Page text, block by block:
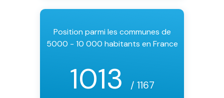
Position parmi les communes de
5000 - 10 000 habitants en France
1013 / 1167